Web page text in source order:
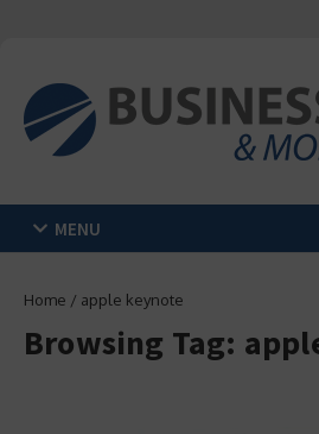
MENU
Home / apple keynote
Browsing Tag: